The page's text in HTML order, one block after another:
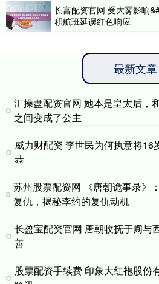
长富配资官网 受大雾影响
积航班延误红色响应
最新文章
汇操盘配资官网 她本是皇太后，
之间变成了公主
威力财配资 李世民为何执意将16
恭
苏州股票配资网 《唐朝诡事录》
复仇，揭秘李约的复仇动机
长盈宝配资官网 唐朝收抚于阗与
善
股票配资手续费 印象大红袍股份